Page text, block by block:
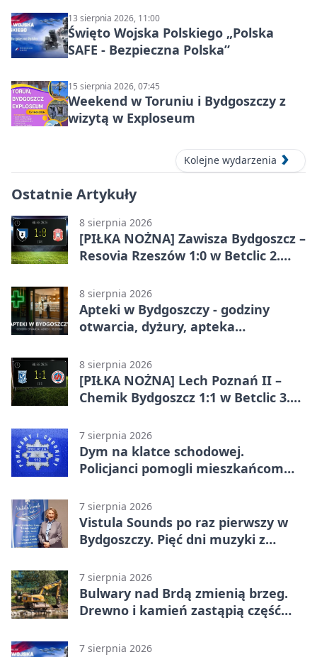
13 sierpnia 2026, 11:00
Święto Wojska Polskiego „Polska
SAFE - Bezpieczna Polska”
15 sierpnia 2026, 07:45
Weekend w Toruniu i Bydgoszczy z
wizytą w Exploseum
Kolejne wydarzenia
Ostatnie Artykuły
8 sierpnia 2026
[PIŁKA NOŻNA] Zawisza Bydgoszcz –
Resovia Rzeszów 1:0 w Betclic 2.
8 sierpnia 2026
Apteki w Bydgoszczy - godziny
otwarcia, dyżury, apteka
8 sierpnia 2026
[PIŁKA NOŻNA] Lech Poznań II –
Chemik Bydgoszcz 1:1 w Betclic 3.
Bydgoszczanie wywieźli punkt z
Wronek
7 sierpnia 2026
Dym na klatce schodowej.
Policjanci pomogli mieszkańcom
7 sierpnia 2026
Vistula Sounds po raz pierwszy w
Bydgoszczy. Pięć dni muzyki z
7 sierpnia 2026
Bulwary nad Brdą zmienią brzeg.
Drewno i kamień zastąpią część
7 sierpnia 2026